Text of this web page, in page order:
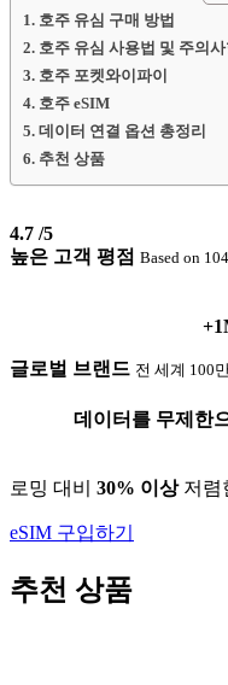
호주 유심 구매 방법
호주 유심 사용법 및 주의
호주 포켓와이파이
호주 eSIM
데이터 연결 옵션 총정리
추천 상품
4.7 /5
높은 고객 평점 Based on
글로벌 브랜드 전 세계 100
데이터를 무제한
로밍 대비 30% 이상저렴
eSIM 구입하기
추천 상품